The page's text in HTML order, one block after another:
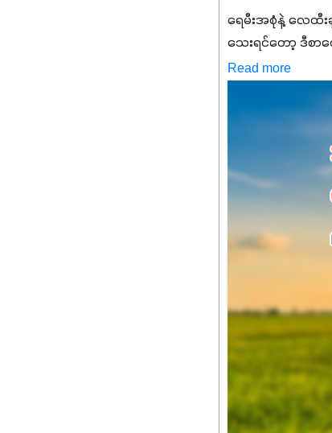
ရေမီးအစုံနဲ့ လေထီး
သေးရင်တော့ ဒီစ
မစ်အက်စစ်တို့ အချိုး
နိုက်ထရိုဂျင် 19%
ချက်လုပ်မှုအားကေ
သင့်တော်တဲ့
တယ်။ ဒါ့အပြင် ပ
Potassium 8%
အရသာ ပိုမိုကောင်
အာဟာရဓာတ်စုပ်ယူ
အကျိုးကျေးဇူးမျ
အားလုံးမှာ အသုံး
မလို့ အတွေးမများ
Read more